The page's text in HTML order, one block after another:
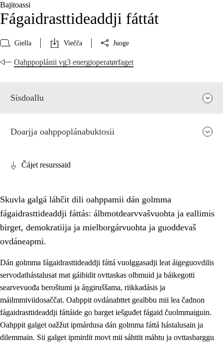
Bajitoassi
Fágaidrasttideaddji fáttát
Giella Viečča Juoge
Oahppoplánii vg3 energioperatørfaget
Sisdoallu
2. Oahppama prinsihpat, ovdáneapmi ja oahppahábmen
Sosiála oahppan ja ovdáneapmi
2.2 Gealbu fágain
Vuođđogálggat
2.4 Oahppat oahppat
Doarjja oahppoplánabuktosii
Čájet resurssaid
Skuvla galgá láhčit dili oahppamii dán golmma
fágaidrasttideaddji fáttás: álbmotdearvvašvuohta ja eallimis
birget, demokratiija ja mielborgárvuohta ja guoddevaš
ovdáneapmi.
Dán golmma fágaidrasttideaddji fáttá vuolggasadji leat áigeguovdilis
servodathástalusat mat gáibidit ovttaskas olbmuid ja báikegotti
searvevuođa beroštumi ja áŋgiruššama, riikkadásis ja
máilmmiviidosaččat. Oahppit ovdánahttet gealbbu mii lea čadnon
fágaidrasttideaddji fáttáide go barget iešguđet fágaid čuolmmaiguin.
Oahppit galget oažžut ipmárdusa dán golmma fáttá hástalusain ja
dilemmain. Sii galget ipmirdit movt mii sáhttit máhtu ja ovttasbarggu